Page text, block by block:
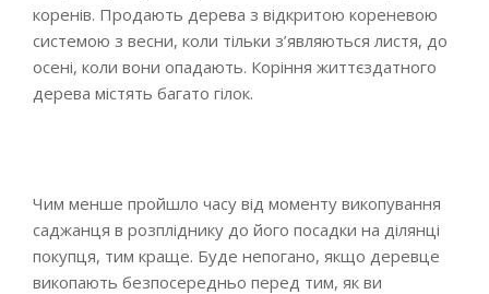
коренів. Продають дерева з відкритою кореневою
системою з весни, коли тільки з’являються листя, до
осені, коли вони опадають. Коріння життєздатного
дерева містять багато гілок.
Чим менше пройшло часу від моменту викопування
саджанця в розпліднику до його посадки на ділянці
покупця, тим краще. Буде непогано, якщо деревце
викопають безпосередньо перед тим, як ви